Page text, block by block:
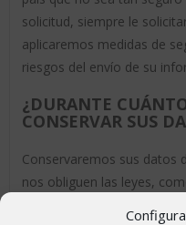
solicitud, siempre le
aplicaremos medidas de
riesgos del envío de su
¿DURANTE
CONSERVAR SUS
Conservaremos sus datos
nos obliguen las leyes,